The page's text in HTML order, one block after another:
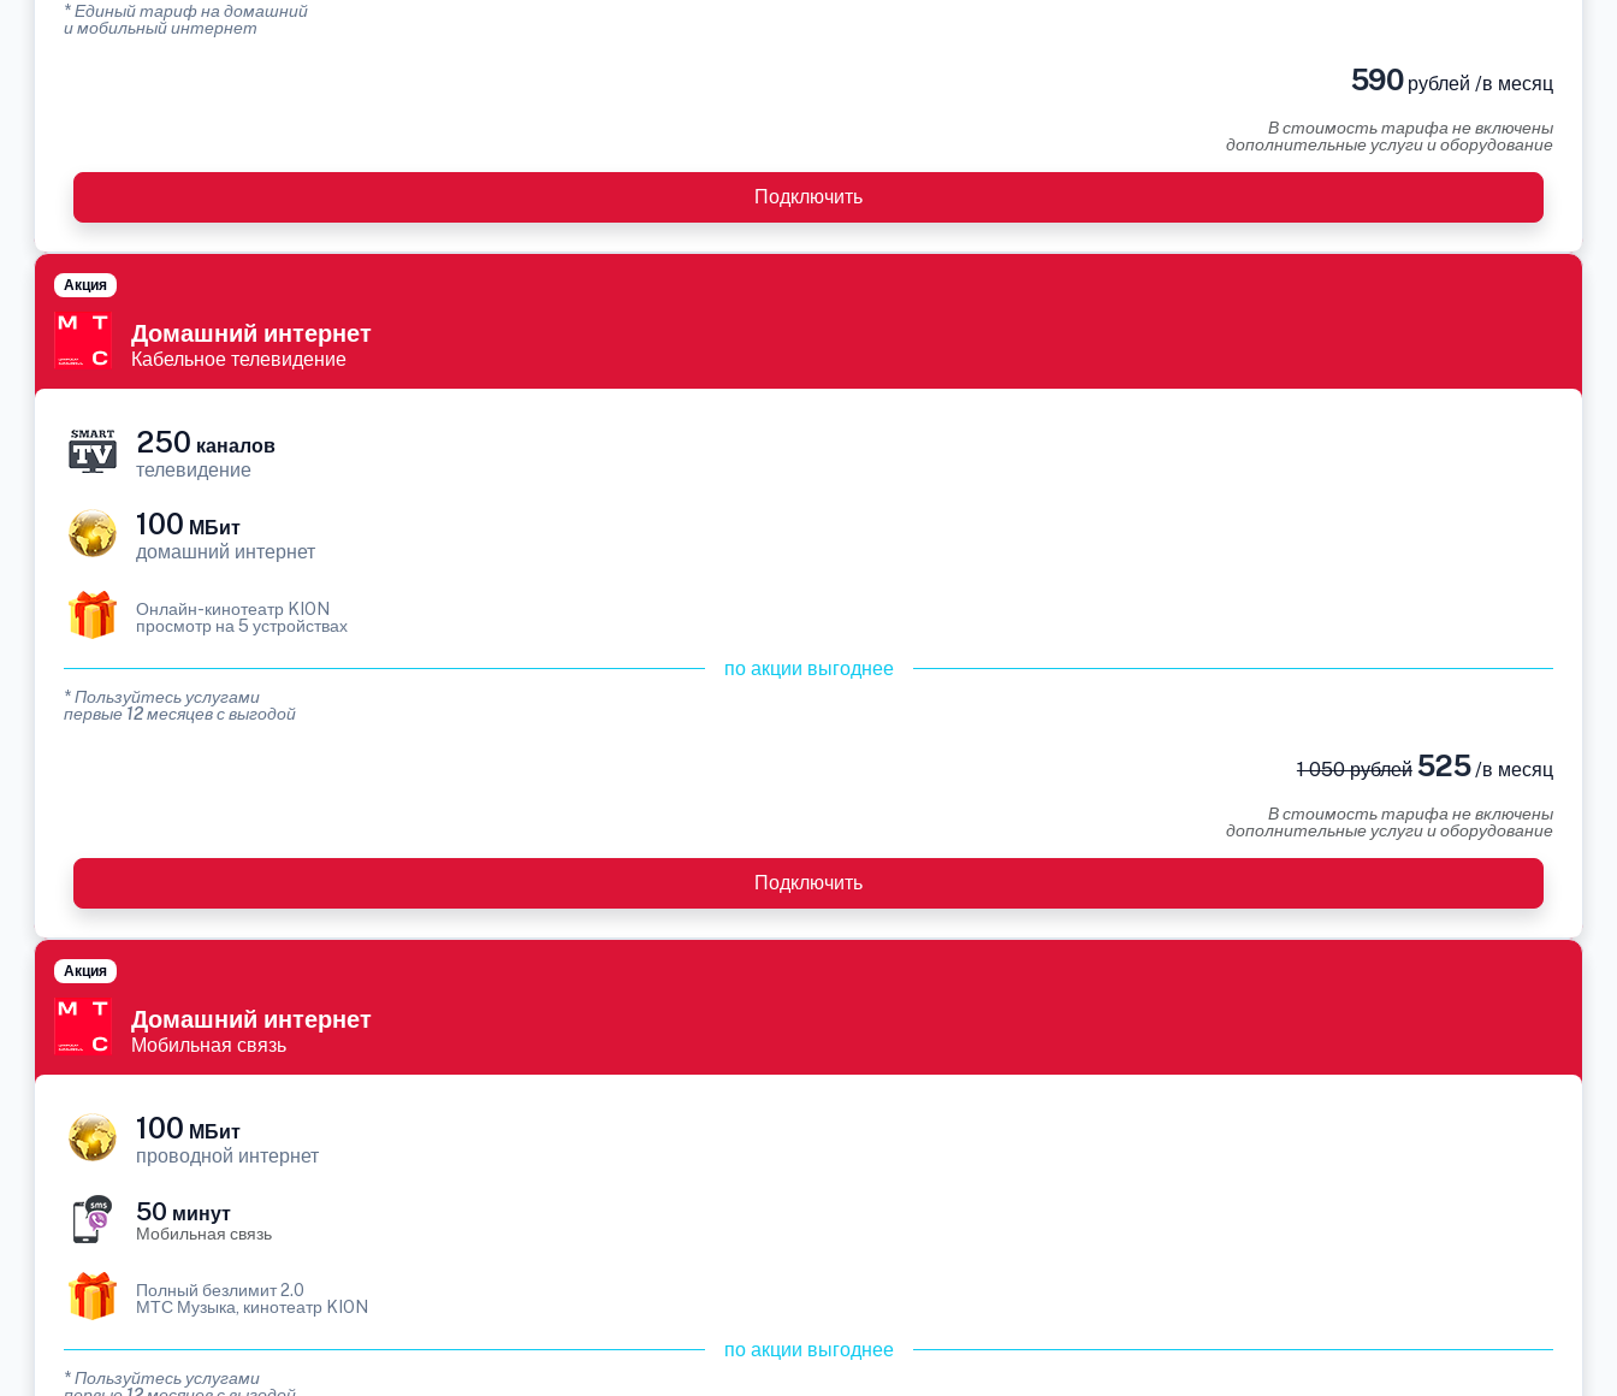
* Единый тариф на домашний
и мобильный интернет
590рублей /в месяц
В стоимость тарифа не включены
дополнительные услуги и оборудование
Подключить
Домашний интернет
Кабельное телевидение
Акция
250 каналов
телевидение
100 МБит
домашний интернет
Онлайн-кинотеатр KION
просмотр на 5 устройствах
по акции выгоднее
* Пользуйтесь услугами
первые 12 месяцев с выгодой
1 050 рублей525/в месяц
В стоимость тарифа не включены
дополнительные услуги и оборудование
Подключить
Домашний интернет
Мобильная связь
Акция
100 МБит
проводной интернет
50 минут
Мобильная связь
Полный безлимит 2.0
МТС Музыка, кинотеатр KION
по акции выгоднее
* Пользуйтесь услугами